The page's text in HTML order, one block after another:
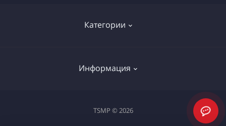
Категории
Электроинструменты
Информация
Доставка и оплата
TSMP © 2026